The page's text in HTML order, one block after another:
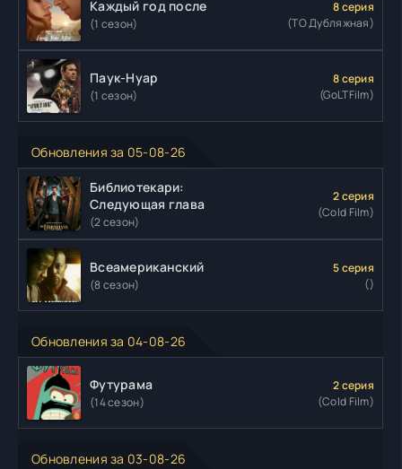
Каждый год после
(1 сезон)
8 серия
(ТО Дубляжная)
Паук-Нуар
(1 сезон)
8 серия
(GoLTFilm)
Обновления за 05-08-26
Библиотекари:
Следующая глава
(2 сезон)
2 серия
(Cold Film)
Всеамериканский
(8 сезон)
5 серия
()
Обновления за 04-08-26
Футурама
(14 сезон)
2 серия
(Cold Film)
Обновления за 03-08-26